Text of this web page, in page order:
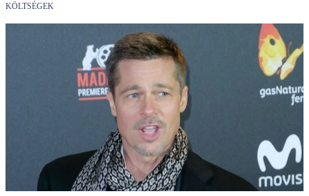
KÖLTSÉGEK